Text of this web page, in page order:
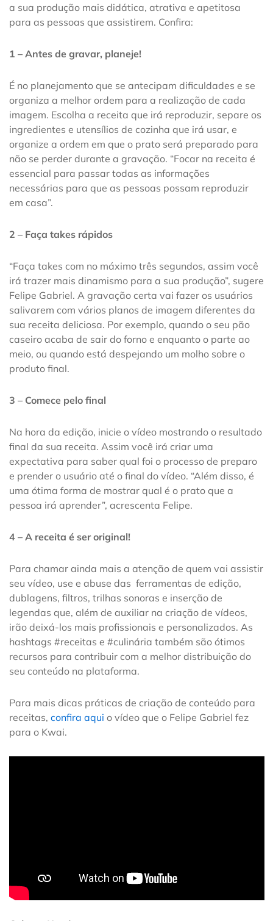
a sua produção mais didática, atrativa e apetitosa
para as pessoas que assistirem. Confira:
1 – Antes de gravar, planeje!
É no planejamento que se antecipam dificuldades e se
organiza a melhor ordem para a realização de cada
imagem. Escolha a receita que irá reproduzir, separe os
ingredientes e utensílios de cozinha que irá usar, e
organize a ordem em que o prato será preparado para
não se perder durante a gravação. “Focar na receita é
essencial para passar todas as informações
necessárias para que as pessoas possam reproduzir
em casa”.
2 – Faça takes rápidos
“Faça takes com no máximo três segundos, assim você
irá trazer mais dinamismo para a sua produção”, sugere
Felipe Gabriel. A gravação certa vai fazer os usuários
salivarem com vários planos de imagem diferentes da
sua receita deliciosa. Por exemplo, quando o seu pão
caseiro acaba de sair do forno e enquanto o parte ao
meio, ou quando está despejando um molho sobre o
produto final.
3 – Comece pelo final
Na hora da edição, inicie o vídeo mostrando o resultado
final da sua receita. Assim você irá criar uma
expectativa para saber qual foi o processo de preparo
e prender o usuário até o final do vídeo. “Além disso, é
uma ótima forma de mostrar qual é o prato que a
pessoa irá aprender”, acrescenta Felipe.
4 – A receita é ser original!
Para chamar ainda mais a atenção de quem vai assistir
seu vídeo, use e abuse das ferramentas de edição,
dublagens, filtros, trilhas sonoras e inserção de
legendas que, além de auxiliar na criação de vídeos,
irão deixá-los mais profissionais e personalizados. As
hashtags #receitas e #culinária também são ótimos
recursos para contribuir com a melhor distribuição do
seu conteúdo na plataforma.
Para mais dicas práticas de criação de conteúdo para
receitas, confira aqui o vídeo que o Felipe Gabriel fez
para o Kwai.